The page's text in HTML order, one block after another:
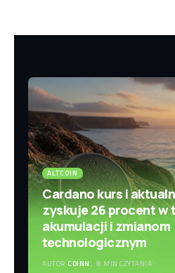
ALTCOIN
Cardano kurs i
zyskuje 26 procent w
akumulacji i zmianom
technologicznym
AUTOR COINN. 8 MIN CZYTANIA